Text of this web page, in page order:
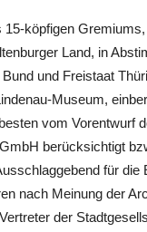
15-köpfigen
Land, in
und Freistaat
Museum,
vom Vorentwurf
berücksichtigt
für die
nach Meinung der
der